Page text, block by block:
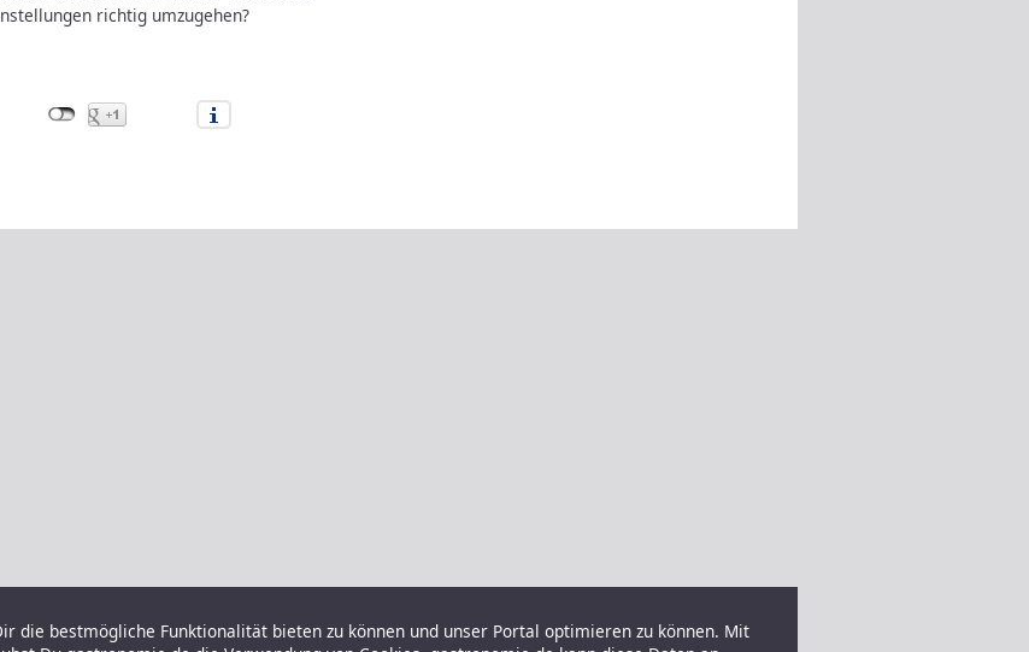
richtig umzugehen?
die bestmögliche Funktionalität bieten zu können und unser Portal optimieren zu können. Mit